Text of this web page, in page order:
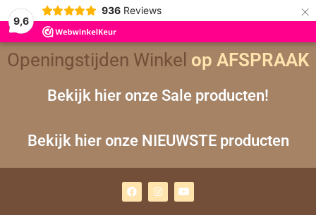
9,6
936 Reviews ×
Openingstijden Winkel op AFSPRAAK
Bekijk hier onze Sale producten!
Bekijk hier onze NIEUWSTE producten
a
c
n
s
o
u